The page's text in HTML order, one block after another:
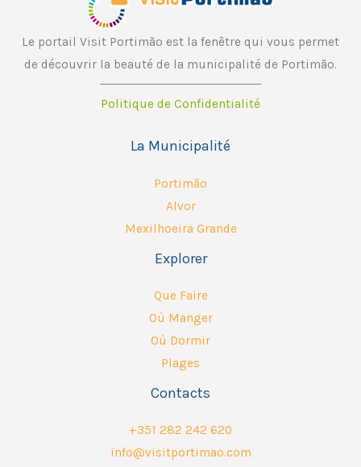
Le portail Visit Portimão est la fenêtre qui vous permet
de découvrir la beauté de la municipalité de Portimão.
Politique de Confidentialité
La Municipalité
Portimão
Alvor
Mexilhoeira Grande
Explorer
Que Faire
Où Manger
Où Dormir
Plages
Contacts
+351 282 242 620
info@visitportimao.com